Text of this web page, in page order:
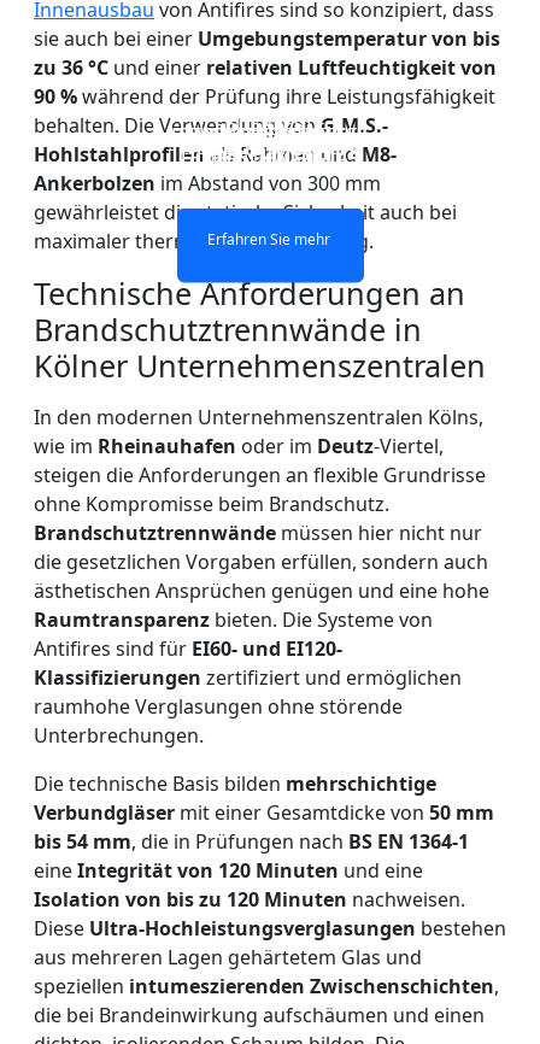
EINSCHICHTIGES
FEUERSCHUTZGLAS
Erfahren Sie mehr
DOPPELSCHICHTIGES
FEUERSCHUTZGLAS
Erfahren Sie mehr
FEUERFESTE
VERGLASUNG VON
FENSTERN UND TÜREN
Erfahren Sie mehr
FEUERSCHUTZGLAS-
TRENNWAND
Erfahren Sie mehr
Innenausbau von Antifires sind so konzipiert, dass
sie auch bei einer Umgebungstemperatur von bis
zu 36 °C und einer relativen Luftfeuchtigkeit von
90 %während der Prüfung ihre Leistungsfähigkeit
behalten. Die Verwendung von G.M.S.-
Hohlstahlprofilen als Rahmen und M8-
Ankerbolzen im Abstand von 300 mm
gewährleistet die statische Sicherheit auch bei
maximaler thermischer Ausdehnung.
Technische Anforderungen an
Brandschutztrennwände in
Kölner Unternehmenszentralen
In den modernen Unternehmenszentralen Kölns,
wie im Rheinauhafen oder im Deutz-Viertel,
steigen die Anforderungen an flexible Grundrisse
ohne Kompromisse beim Brandschutz.
Brandschutztrennwände müssen hier nicht nur
die gesetzlichen Vorgaben erfüllen, sondern auch
ästhetischen Ansprüchen genügen und eine hohe
Raumtransparenz bieten. Die Systeme von
Antifires sind für EI60- und EI120-
Klassifizierungen zertifiziert und ermöglichen
raumhohe Verglasungen ohne störende
Unterbrechungen.
Die technische Basis bilden mehrschichtige
Verbundgläser mit einer Gesamtdicke von 50 mm
bis 54 mm, die in Prüfungen nach BS EN 1364-1
eineIntegrität von 120 Minuten und eine
Isolation von bis zu 120 Minuten nachweisen.
Diese Ultra-Hochleistungsverglasungen bestehen
aus mehreren Lagen gehärtetem Glas und
speziellen intumeszierenden Zwischenschichten,
die bei Brandeinwirkung aufschäumen und einen